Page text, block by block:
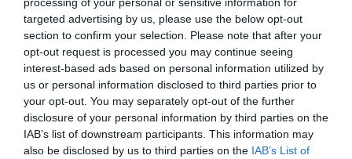
targeted advertising by us, please use the below opt-out
section to confirm your selection. Please note that after your
opt-out request is processed you may continue seeing
interest-based ads based on personal information utilized by
us or personal information disclosed to third parties prior to
your opt-out. You may separately opt-out of the further
disclosure of your personal information by third parties on the
IAB’s list of downstream participants. This information may
also be disclosed by us to third parties on the IAB’s List of